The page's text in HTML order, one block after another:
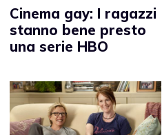
Cinema gay: I ragazzi
stanno bene presto
una serie HBO